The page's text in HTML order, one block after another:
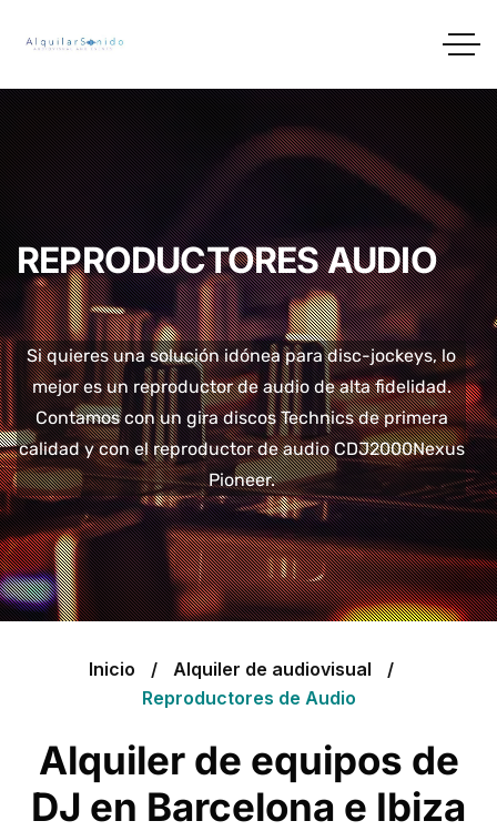
Si quieres una solución idónea para disc-jockeys, lo
mejor es un reproductor de audio de alta fidelidad.
Contamos con un gira discos Technics de primera
calidad y con el reproductor de audio CDJ2000Nexus
Pioneer.
REPRODUCTORES AUDIO
Inicio
Alquiler de audiovisual
Reproductores de Audio
Alquiler de equipos de
DJ en Barcelona e Ibiza